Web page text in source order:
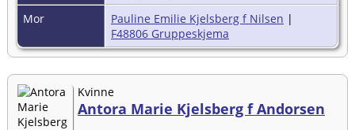
Mor
Pauline Emilie Kjelsberg f Nilsen |
F48806 Gruppeskjema
Kvinne
Antora Marie Kjelsberg f Andorsen